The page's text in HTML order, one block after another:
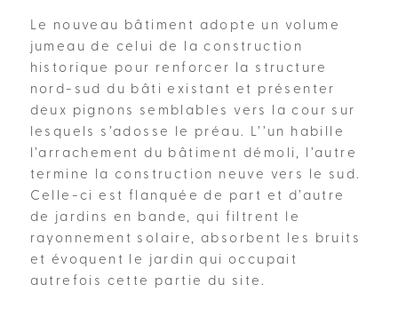
Le nouveau bâtiment adopte un volume
jumeau de celui de la construction
historique pour renforcer la structure
nord-sud du bâti existant et présenter
deux pignons semblables vers la cour sur
lesquels s’adosse le préau. L’’un habille
l’arrachement du bâtiment démoli, l’autre
termine la construction neuve vers le sud.
Celle-ci est flanquée de part et d’autre
de jardins en bande, qui filtrent le
rayonnement solaire, absorbent les bruits
et évoquent le jardin qui occupait
autrefois cette partie du site.